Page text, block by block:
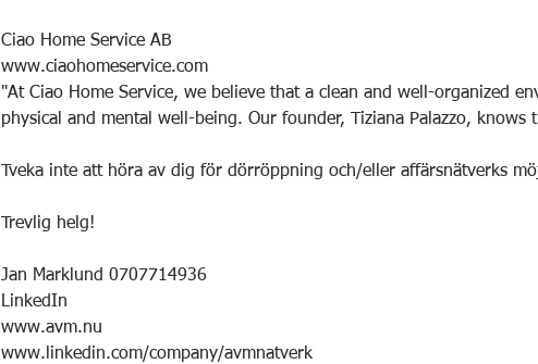
Ciao Home Service AB
www.ciaohomeservice.com
"At Ciao Home Service, we believe that a clean and well-organized
physical and mental well-being. Our founder, Tiziana Palazzo, knows
Tveka inte att höra av dig för dörröppning och/eller affärsnätverks
Trevlig helg!
Jan Marklund 0707714936
LinkedIn
www.avm.nu
www.linkedin.com/company/avmnatverk